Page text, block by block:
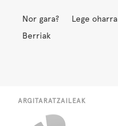
Nor gara? Lege oharra
Berriak
ARGITARATZAILEAK